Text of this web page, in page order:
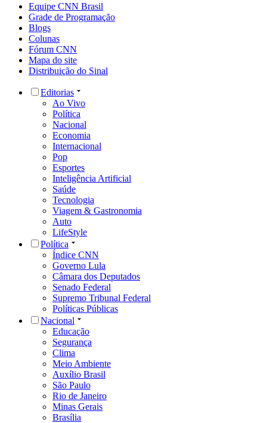
Equipe CNN Brasil
Grade de Programação
Blogs
Colunas
Fórum CNN
Mapa do site
Distribuição do Sinal
Editorias
Ao Vivo
Política
Nacional
Economia
Internacional
Pop
Esportes
Inteligência Artificial
Saúde
Tecnologia
Viagem & Gastronomia
Auto
LifeStyle
Política
Índice CNN
Governo Lula
Câmara dos Deputados
Senado Federal
Supremo Tribunal Federal
Políticas Públicas
Nacional
Educação
Segurança
Clima
Meio Ambiente
Auxílio Brasil
São Paulo
Rio de Janeiro
Minas Gerais
Brasília